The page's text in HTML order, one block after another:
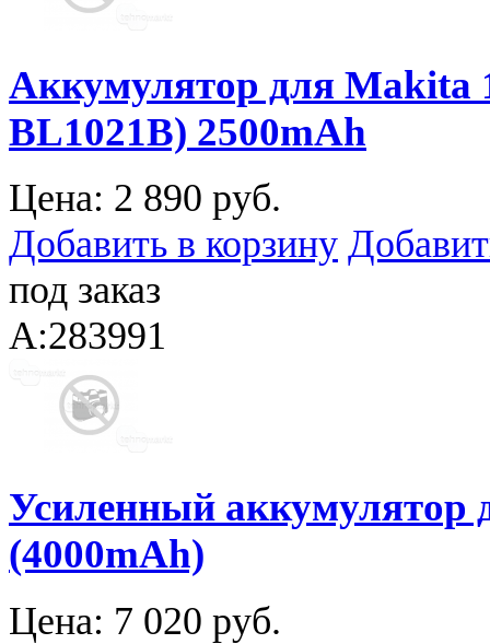
Аккумулятор для Makita
BL1021B) 2500mAh
Цена: 2 890 руб.
Добавить в корзину
под заказ
A:283991
Усиленный аккумулятор
(4000mAh)
Цена: 7 020 руб.